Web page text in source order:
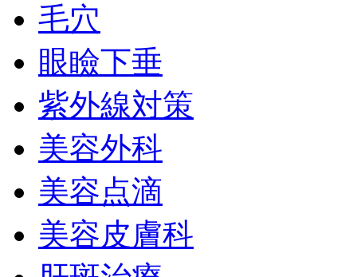
毛穴
眼瞼下垂
紫外線対策
美容外科
美容点滴
美容皮膚科